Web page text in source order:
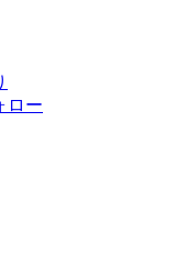
ロー